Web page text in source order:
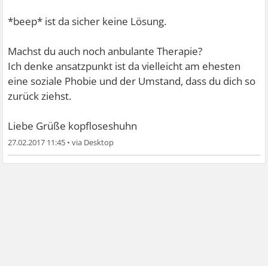
*beep* ist da sicher keine Lösung.
Machst du auch noch anbulante Therapie?
Ich denke ansatzpunkt ist da vielleicht am ehesten
eine soziale Phobie und der Umstand, dass du dich so
zurück ziehst.
Liebe Grüße kopfloseshuhn
27.02.2017 11:45 •